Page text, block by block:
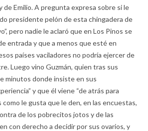
de Emilio. A pregunta expresa sobre si le
presidente pelón de esta chingadera de
pero nadie le aclaró que en Los Pinos se
entrada y que a menos que esté en
países vaciladores no podría ejercer de
Luego vino Guzmán, quien tras sus
minutos donde insiste en sus
y que él viene “de atrás para
como le gusta que le den, en las encuestas,
de los pobrecitos jotos y de las
con derecho a decidir por sus ovarios, y